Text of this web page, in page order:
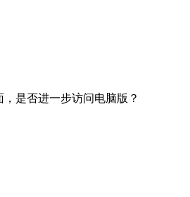
是否进一步访问电脑版？